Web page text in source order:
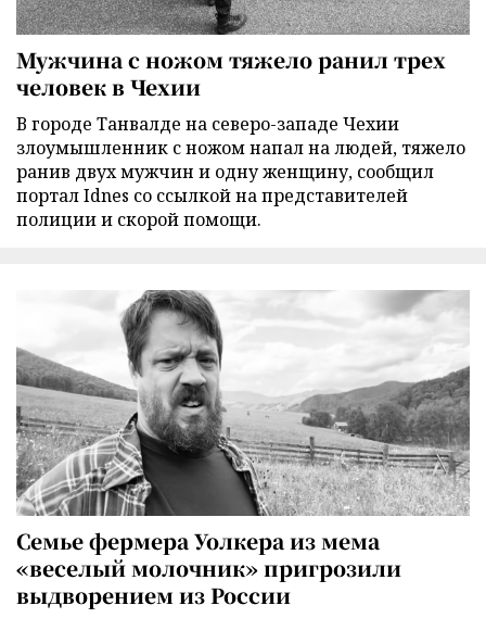
Мужчина с ножом тяжело ранил трех
человек в Чехии
В городе Танвалде на северо-западе Чехии
злоумышленник с ножом напал на людей, тяжело
ранив двух мужчин и одну женщину, сообщил
портал Idnes со ссылкой на представителей
полиции и скорой помощи.
Семье фермера Уолкера из мема
«веселый молочник» пригрозили
выдворением из России